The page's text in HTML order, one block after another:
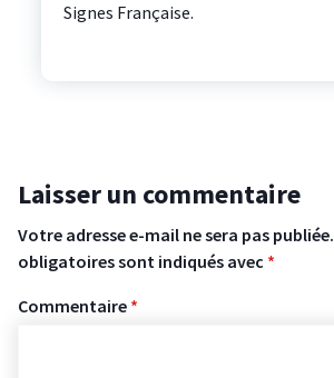
Signes Française.
Laisser un commentaire
Votre adresse e-mail ne sera pas publiée.
obligatoires sont indiqués avec *
Commentaire *